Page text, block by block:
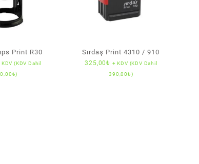
Print R30
KDV (KDV Dahil
₺)
Sırdaş Print 4310 / 910
325,00₺ + KDV (KDV Dahil
390,00₺)